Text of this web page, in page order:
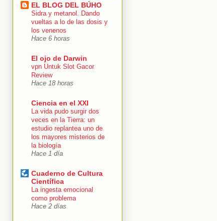
EL BLOG DEL BÚHO
Sidra y metanol. Dando
vueltas a lo de las dosis y
los venenos
Hace 6 horas
El ojo de Darwin
vpn Untuk Slot Gacor
Review
Hace 18 horas
Ciencia en el XXI
La vida pudo surgir dos
veces en la Tierra: un
estudio replantea uno de
los mayores misterios de
la biología
Hace 1 día
Cuaderno de Cultura
Científica
La ingesta emocional
como problema
Hace 2 días